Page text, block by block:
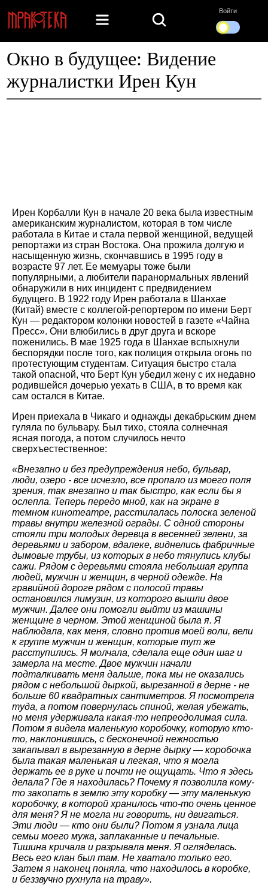
Войти
Окно в будущее: Видение
журналистки Ирен Кун
Ирен Корбалли Кун в начале 20 века была известным
американским журналистом, которая в том числе
работала в Китае и стала первой женщиной, ведущей
репортажи из стран Востока. Она прожила долгую и
насыщенную жизнь, скончавшись в 1995 году в
возрасте 97 лет. Ее мемуары тоже были
популярными, а любители паранормальных явлений
обнаружили в них инцидент с предвидением
будущего. В 1922 году Ирен работала в Шанхае
(Китай) вместе с коллегой-репортером по имени Берт
Кун — редактором колонки новостей в газете «Чайна
Пресс». Они влюбились в друг друга и вскоре
поженились. В мае 1925 года в Шанхае вспыхнули
беспорядки после того, как полиция открыла огонь по
протестующим студентам. Ситуация быстро стала
такой опасной, что Берт Кун убедил жену с их недавно
родившейся дочерью уехать в США, в то время как
сам остался в Китае.
Ирен приехала в Чикаго и однажды декабрьским днем
гуляла по бульвару. Был тихо, стояла солнечная
ясная погода, а потом случилось нечто
сверхъестественное:
«Внезапно и без предупреждения небо, бульвар,
люди, озеро - все исчезло, все пропало из моего поля
зрения, так внезапно и так быстро, как если бы я
ослепла. Теперь передо мной, как на экране в
темном кинотеатре, расстилалась полоска зеленой
травы внутри железной ограды. С одной стороны
стояли три молодых деревца в весенней зелени, за
деревьями и забором, вдалеке, виднелись фабричные
дымовые трубы, из которых в небо тянулись клубы
сажи. Рядом с деревьями стояла небольшая группа
людей, мужчин и женщин, в черной одежде. На
гравийной дороге рядом с полосой травы
остановился лимузин, из которого вышли двое
мужчин. Далее они помогли выйти из машины
женщине в черном. Этой женщиной была я. Я
наблюдала, как меня, словно против моей воли, вели
к группе мужчин и женщин, которые тут же
расступились. Я молчала, сделала еще один шаг и
замерла на месте. Двое мужчин начали
подталкивать меня дальше, пока мы не оказались
рядом с небольшой дыркой, вырезанной в дерне - не
больше 60 квадратных сантиметров. Я посмотрела
туда, а потом повернулась спиной, желая убежать,
но меня удерживала какая-то непреодолимая сила.
Потом я видела маленькую коробочку, которую кто-
то, наклонившись, с бесконечной нежностью
закапывал в вырезанную в дерне дырку — коробочка
была такая маленькая и легкая, что я могла
держать ее в руке и почти не ощущать. Что я здесь
делала? Где я находилась? Почему я позволила кому-
то закопать в землю эту коробку — эту маленькую
коробочку, в которой хранилось что-то очень ценное
для меня? Я не могла ни говорить, ни двигаться.
Эти люди — кто они были? Потом я узнала лица
семьи моего мужа, заплаканные и печальные.
Тишина кричала и разрывала меня. Я огляделась.
Весь его клан был там. Не хватало только его.
Затем я наконец поняла, что находилось в коробке,
и беззвучно рухнула на траву».